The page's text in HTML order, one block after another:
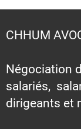
CHHUM
Négociation
salariés,
dirigeants et